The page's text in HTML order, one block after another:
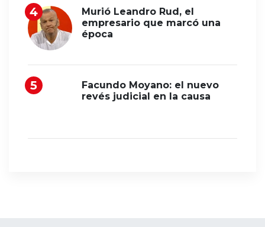
Murió Leandro Rud, el
empresario que marcó una
época
Facundo Moyano: el nuevo
revés judicial en la causa